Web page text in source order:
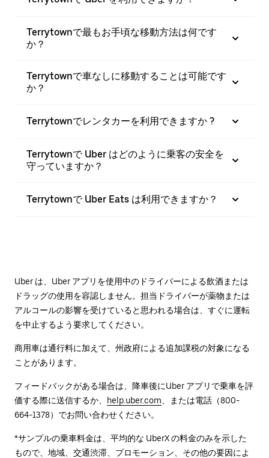
Terrytownで最もお手頃な移動方法は何です
か？
Terrytownで車なしに移動することは可能です
か？
Terrytownでレンタカーを利用できますか ?
Terrytownで Uber はどのように乗客の安全を
守っていますか？
Terrytownで Uber Eats は利用できますか？
Uber は、Uber アプリを使用中のドライバーによる飲酒または
ドラッグの使用を容認しません。担当ドライバーが薬物または
アルコールの影響を受けていると思われる場合は、すぐに運転
を中止するよう要求してください。
商用車は通行料に加えて、州政府による追加課税の対象になる
ことがあります。
フィードバックがある場合は、降車後に⁠Uber アプリで乗車を評
価する際に送信するか、
help.uber.com 、または電話（800-
664-1378）でお問い合わせください。
*サンプルの乗車料金は、平均的な UberX の料金のみを示した
もので、地域、交通渋滞、プロモーション、その他の要因によ